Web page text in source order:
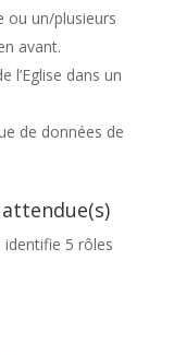
ou un/plusieurs
avant.
l’Eglise dans un
de données de
identifie 5 rôles